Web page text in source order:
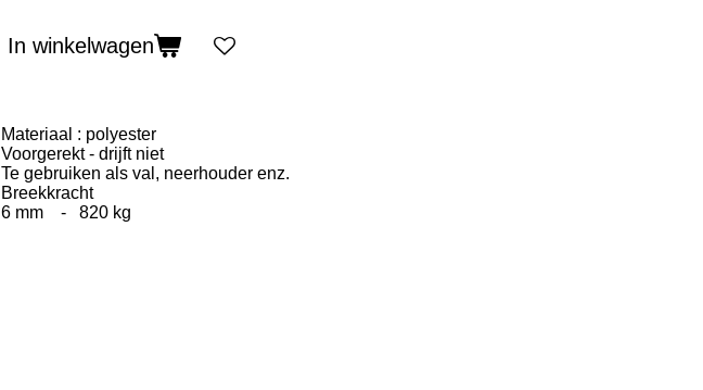
In winkelwagen
Materiaal : polyester
Voorgerekt - drijft niet
Te gebruiken als val, neerhouder enz.
Breekkracht
6 mm - 820 kg